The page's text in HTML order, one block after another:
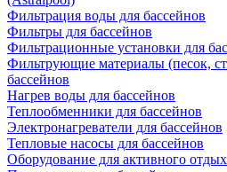
Фильтрация воды для бассейнов
Фильтры для бассейнов
Фильтрационные установки для
Фильтрующие материалы (песок,
бассейнов
Нагрев воды для бассейнов
Теплообменники для бассейнов
Электронагреватели для бассейнов
Тепловые насосы для бассейнов
Оборудование для активного